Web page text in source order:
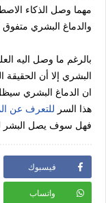
مهما وصل الذكاء
والدماغ البشري متفوق
بالرغم ما وصل اليه
البشري إلا أن
ان الدماغ البشري
هذا السر للتعرف عن
فهل سوف يصل البشر
فيسبوك
واتساب